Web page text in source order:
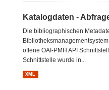
Katalogdaten -
Die bibliographischen
offene OAI-PMH API
Schnittstelle wurde in...
XML